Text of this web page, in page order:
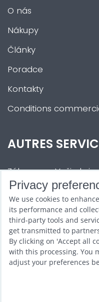
O nás
Nákupy
Články
Poradce
Kontakty
Conditions
AUTRES
Zábava na Vaši akci
Půjčovna
Promotéři
Kurzy a setkání
Velkoobchod
Nabídka práce
Privacy
We use cookies to
its performance and
third-party tools and
get transmitted to
By clicking on 'Accept all
with this processing. You
adjust your preferences